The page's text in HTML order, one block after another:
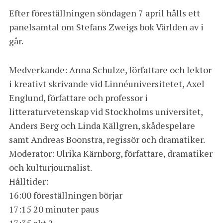
Efter föreställningen söndagen 7 april hålls ett
panelsamtal om Stefans Zweigs bok Världen av i
går.
Medverkande: Anna Schulze, författare och lektor
i kreativt skrivande vid Linnéuniversitetet, Axel
Englund, författare och professor i
litteraturvetenskap vid Stockholms universitet,
Anders Berg och Linda Källgren, skådespelare
samt Andreas Boonstra, regissör och dramatiker.
Moderator: Ulrika Kärnborg, författare, dramatiker
och kulturjournalist.
Hålltider:
16:00 föreställningen börjar
17:15 20 minuter paus